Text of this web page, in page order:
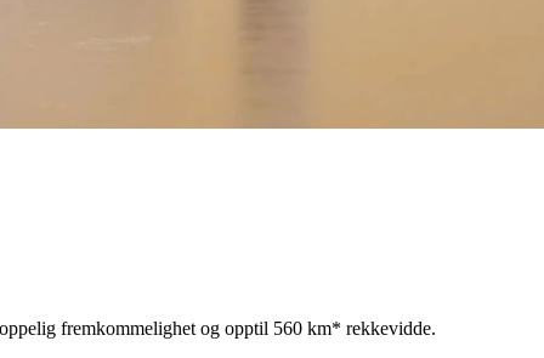
fremkommelighet og opptil 560 km* rekkevidde.